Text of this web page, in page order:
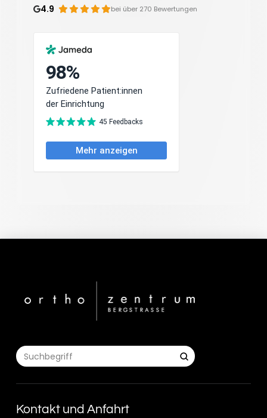
4.9 bei über 270 Bewertungen
Search Submit
Kontakt und Anfahrt